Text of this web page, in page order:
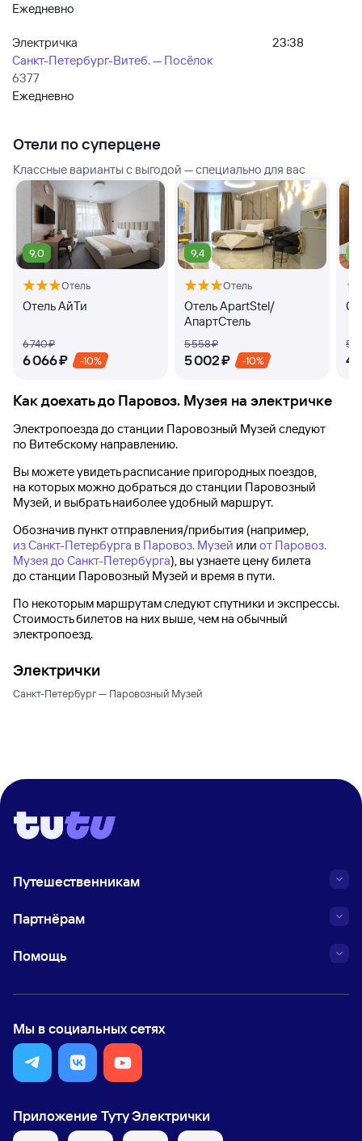
Ежедневно
Электричка
Санкт-Петербург-Витеб. — Посёлок
6377
Ежедневно
23:38
Отели по суперцене
Классные варианты с выгодой — специально для вас
9,0
Отель
Отель АйТи
6 ⁠740 ⁠₽
6 ⁠066 ⁠₽ -10%
9,4
Отель
Отель ApartStel/
АпартСтель
5 ⁠558 ⁠₽
5 ⁠002 ⁠₽ -10%
5
4
Как доехать до Паровоз. Музея на электричке
Электропоезда до станции Паровозный Музей следуют
по Витебскому направлению.
Вы можете увидеть расписание пригородных поездов,
на которых можно добраться до станции Паровозный
Музей, и выбрать наиболее удобный маршрут.
Обозначив пункт отправления/прибытия (например,
из Санкт-Петербурга в Паровоз. Музей или от Паровоз.
Музея до Санкт-Петербурга), вы узнаете цену билета
до станции Паровозный Музей и время в пути.
По некоторым маршрутам следуют спутники и экспрессы.
Стоимость билетов на них выше, чем на обычный
электропоезд.
Электрички
Санкт-Петербург — Паровозный Музей
Путешественникам
Партнёрам
Помощь
Мы в социальных сетях
Приложение Туту Электрички